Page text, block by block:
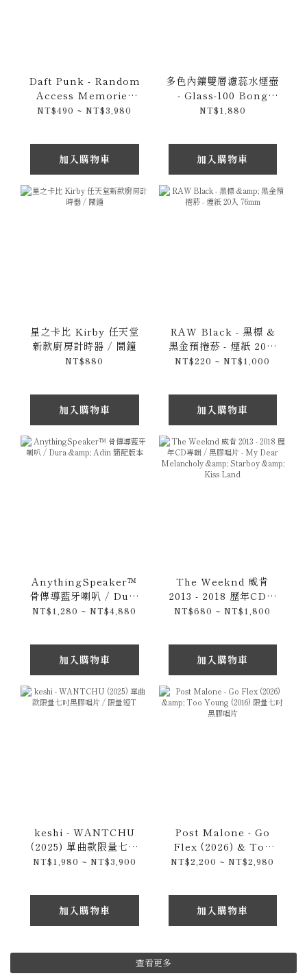
Daft Punk - Random
Access Memories
(2013) 十週年紀念版 &
NT$490 ~ NT$3,980
加入購物車
多色內鑲雙層濾蕊水煙壺
- Glass-100 Bong
38cm
NT$1,880
加入購物車
星之卡比 Kirby 任天堂
新款廚房計時器 / 鬧鐘
NT$880
加入購物車
RAW Black - 黑標 &
黑金預捲菸 - 煙紙 20入
76mm
NT$220 ~ NT$1,000
加入購物車
AnythingSpeaker™
骨傳導藍牙喇叭 / Dura
& Adin 簡配版本
NT$1,280 ~ NT$4,880
加入購物車
The Weeknd 威肯
2013 - 2018 歷年CD專
輯 / 黑膠唱片 - My
NT$680 ~ NT$1,800
加入購物車
keshi - WANTCHU
(2025) 單曲款限量七吋
黑膠唱片 / 限量短T
NT$1,980 ~ NT$3,900
加入購物車
Post Malone - Go
Flex (2026) & Too
Young (2016) 限量七吋
NT$2,200 ~ NT$2,980
加入購物車
查看更多